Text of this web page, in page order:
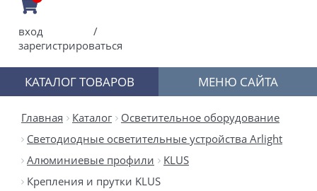
вход
/
зарегистрироваться
КАТАЛОГ ТОВАРОВ МЕНЮ САЙТА
Главная Каталог
Осветительное оборудование
Светодиодные осветительные устройства Arlight
Алюминиевые профили
KLUS
Крепления и прутки KLUS